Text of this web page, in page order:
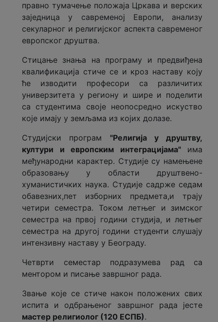
правно тумачење положаја Цркава и верских
заједница у савременој Европи, анализу
секуларног и религијског аспекта савременог
европског друштва.
Стицање знања на програму и предвиђена
квалификација стиче се и кроз наставу коју
ће изводити професори са различитих
универзитета у региону и шире и поделити
са студентима своје неопосредно искуство
које имају у земљама из којих долазе.
Студијски програм "Религија у друштву,
култури и европским интеграцијама"има
међународни карактер. Студије су намењене
образовању у области друштвено-
хуманистичких наука. Студије садрже седам
обавезних,пет изборних предмета,и трају
четири семестра. Током летњег и зимског
семестра на првој години студија, и летњег
семeстра на другој години студенти слушају
интензивну наставу у Београду.
Четврти семестар подразумева рад са
ментором и писање завршног рада.
Звање које се стиче након положених свих
испита и одбрањеног завршног рада јесте
мастер религиолог (120 ЕСПБ).